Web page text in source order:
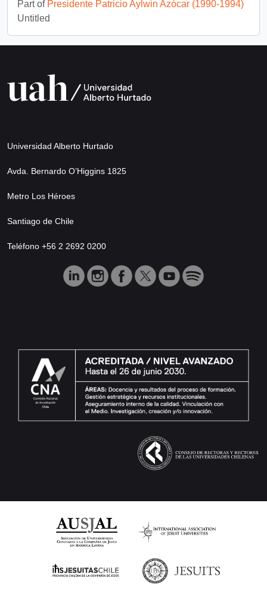
Part of Presidente Patricio Aylwin Azócar (1990-1994)
Untitled
Universidad Alberto Hurtado
Avda. Bernardo O’Higgins 1825
Metro Los Héroes
Santiago de Chile
Teléfono +56 2 2692 0200